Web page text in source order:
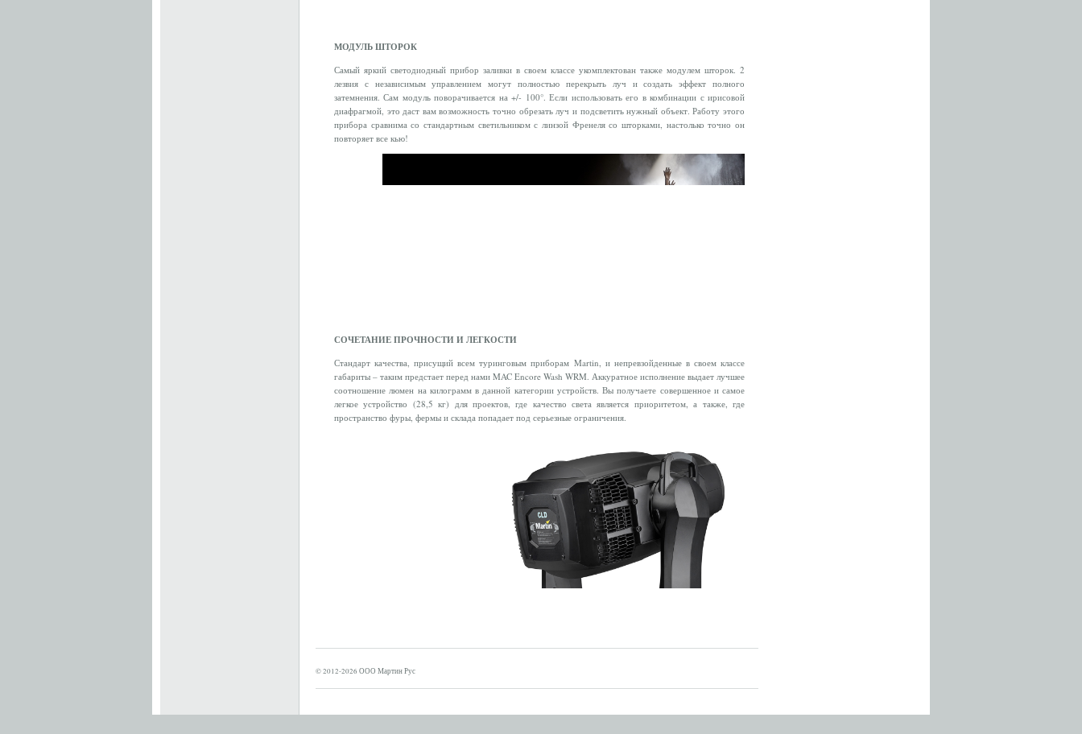
МОДУЛЬ ШТОРОК
Самый яркий светодиодный прибор заливки в своем классе укомплектован также модулем шторок. 2
лезвия с независимым управлением могут полностью перекрыть луч и создать эффект полного
затемнения. Сам модуль поворачивается на +/- 100°. Если использовать его в комбинации с ирисовой
диафрагмой, это даст вам возможность точно обрезать луч и подсветить нужный объект. Работу этого
прибора сравнима со стандартным светильником с линзой Френеля со шторками, настолько точно он
повторяет все кью!
СОЧЕТАНИЕ ПРОЧНОСТИ И ЛЕГКОСТИ
Стандарт качества, присущий всем туринговым приборам Martin, и непревзойденные в своем классе
габариты – таким предстает перед нами MAC Encore Wash WRM. Аккуратное исполнение выдает лучшее
соотношение люмен на килограмм в данной категории устройств. Вы получаете совершенное и самое
легкое устройство (28,5 кг) для проектов, где качество света является приоритетом, а также, где
пространство фуры, фермы и склада попадает под серьезные ограничения.
© 2012-2026 ООО Мартин Рус